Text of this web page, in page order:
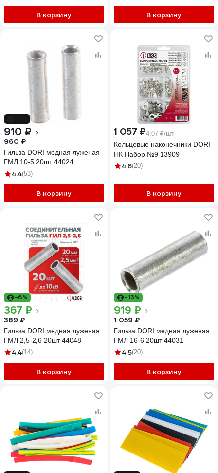
В корзину В корзину
910 ₽
960 ₽
Гильза DORI медная луженая
ГМЛ 10-5 20шт 44024
4.4(53)
В корзину
1 057 ₽4.07 ₽/шт
Кольцевые наконечники DORI
НК Набор №9 13909
4.6(20)
В корзину
-6%
367 ₽
389 ₽
Гильза DORI медная луженая
ГМЛ 2,5-2,6 20шт 44048
4.4(14)
В корзину
-13%
919 ₽
1 059 ₽
Гильза DORI медная луженая
ГМЛ 16-6 20шт 44031
4.5(20)
В корзину